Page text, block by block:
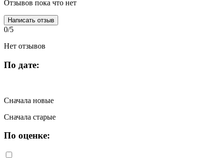
Отзывов пока что нет
Написать отзыв
0/5
Нет отзывов
По дате:
Сначала новые
Сначала старые
По оценке: